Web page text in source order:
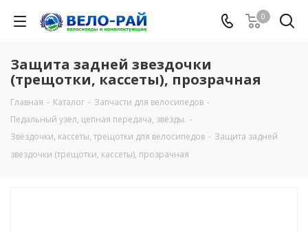
0
Защита задней звездочки
(трещотки, каcсеты), прозрачная
Главная - Каталог - Запчасти для велосипедов -
Педальный узел, цепная передача, звёзды. -
Звёздочки, кассеты, трещотки для велосипедов - Защита задней
звездочки (трещотки, каcсеты), прозрачная